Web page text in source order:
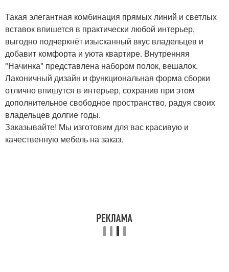
Такая элегантная комбинация прямых линий и светлых
вставок впишется в практически любой интерьер,
выгодно подчеркнёт изысканный вкус владельцев и
добавит комфорта и уюта квартире. Внутренняя
"Начинка" представлена набором полок, вешалок.
Лаконичный дизайн и функциональная форма сборки
отлично впишутся в интерьер, сохранив при этом
дополнительное свободное пространство, радуя своих
владельцев долгие годы.
Заказывайте! Мы изготовим для вас красивую и
качественную мебель на заказ.